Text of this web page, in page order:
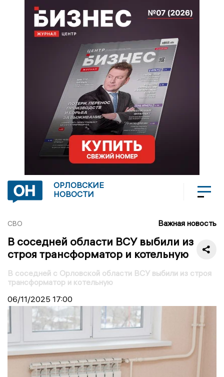
ОРЛОВСКИЕ
НОВОСТИ
СВО Важная новость
В соседней области ВСУ выбили из
строя трансформатор и котельную
В соседней с Орловской области ВСУ выбили из строя
трансформатор и котельную
06/11/2025 17:00